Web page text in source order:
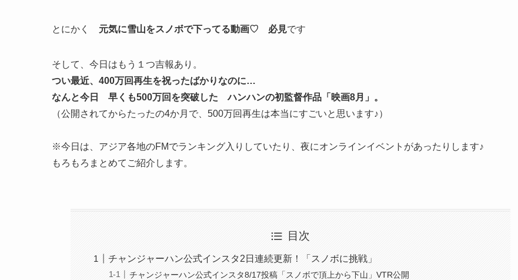
とにかく 元気に雪山をスノボで下ってる動画♡ 必見です
そして、今日はもう１つ吉報あり。
つい最近、400万回再生を祝ったばかりなのに…
なんと今日 早くも500万回を突破した ハンハンの初監督作品「映画8月」。
（公開されてからたったの4か月で、500万回再生は本当にすごいと思います♪）
※今日は、アジア各地のFMでランキング入りしていたり、夜にオンラインイベントがあったりします♪
もろもろまとめてご紹介します。
目次
チャンジャーハン公式インスタ2日連続更新！「スノボに挑戦」
チャンジャーハン公式インスタ8/17投稿「スノボで頂上から下山」VTR公開